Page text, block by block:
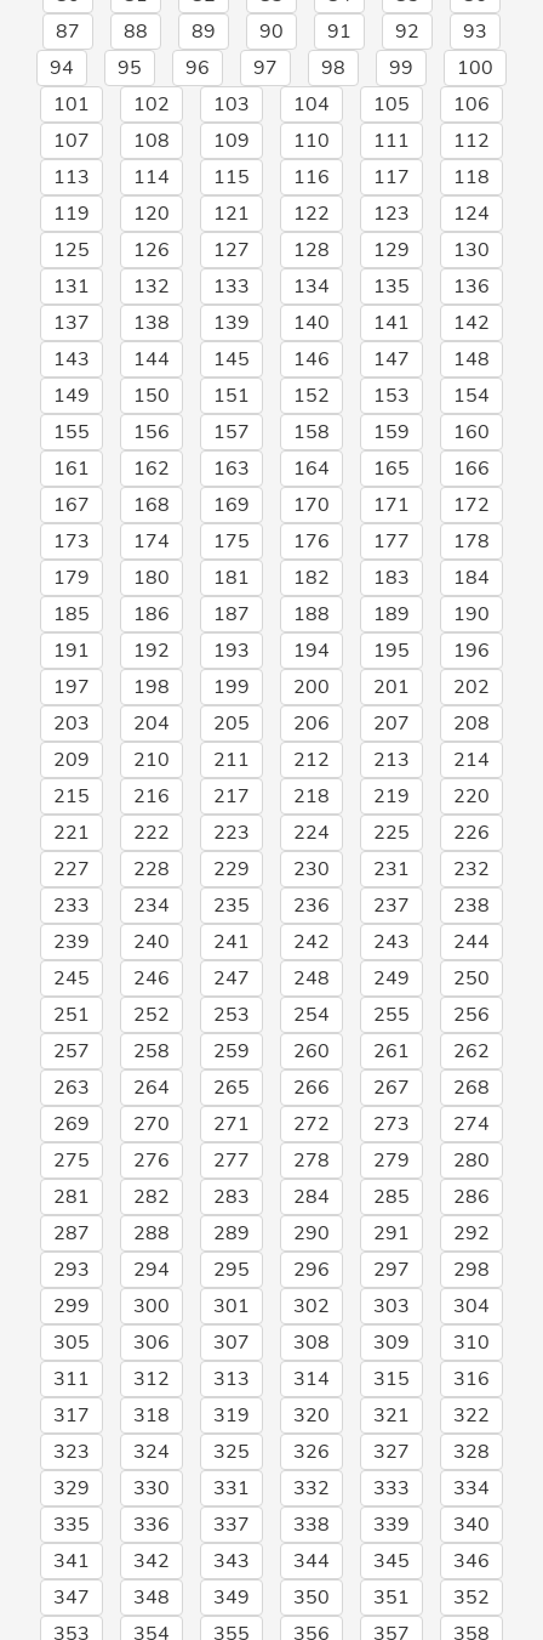
87
88 89 90 91 92
93
94
95 96 97 98 99
100
101
102 103 104 105
106
107
108 109 110 111
112
113
114 115 116 117
118
119
120 121 122 123
124
125
126 127 128 129
130
131
132 133 134 135
136
137
138 139 140 141
142
143
144 145 146 147
148
149
150 151 152 153
154
155
156 157 158 159
160
161
162 163 164 165
166
167
168 169 170 171
172
173
174 175 176 177
178
179
180 181 182 183
184
185
186 187 188 189
190
191
192 193 194 195
196
197
198 199 200 201
202
203
204 205 206 207
208
209
210 211 212 213
214
215
216 217 218 219
220
221
222 223 224 225
226
227
228 229 230 231
232
233
234 235 236 237
238
239
240 241 242 243
244
245
246 247 248 249
250
251
252 253 254 255
256
257
258 259 260 261
262
263
264 265 266 267
268
269
270 271 272 273
274
275
276 277 278 279
280
281
282 283 284 285
286
287
288 289 290 291
292
293
294 295 296 297
298
299
300 301 302 303
304
305
306 307 308 309
310
311
312 313 314 315
316
317
318 319 320 321
322
323
324 325 326 327
328
329
330 331 332 333
334
335
336 337 338 339
340
341
342 343 344 345
346
347
348 349 350 351
352
353
354 355 356 357 358